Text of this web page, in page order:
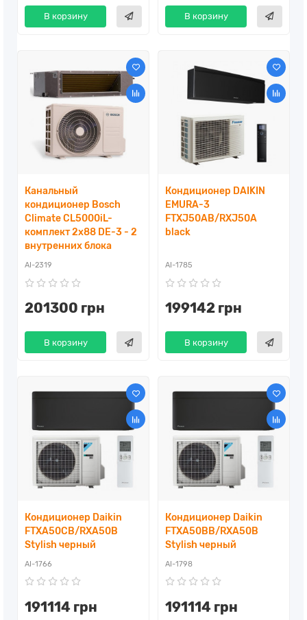
В корзину В корзину
Канальный
кондиционер Bosch
Climate CL5000iL-
комплект 2x88 DE-3 - 2
внутренних блока
AI-2319
201300 грн
В корзину
Кондиционер DAIKIN
EMURA-3
FTXJ50AB/RXJ50A
black
AI-1785
199142 грн
В корзину
Кондиционер Daikin
FTXA50CB/RXA50B
Stylish черный
AI-1766
191114 грн
Кондиционер Daikin
FTXA50BB/RXA50B
Stylish черный
AI-1798
191114 грн